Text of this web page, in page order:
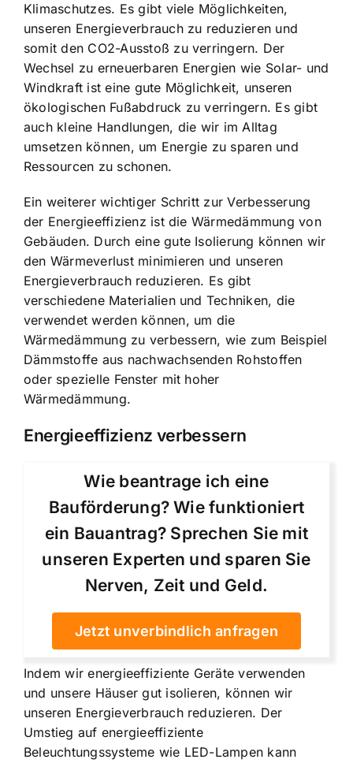
Klimaschutzes. Es gibt viele Möglichkeiten,
unseren Energieverbrauch zu reduzieren und
somit den CO2-Ausstoß zu verringern. Der
Wechsel zu erneuerbaren Energien wie Solar- und
Windkraft ist eine gute Möglichkeit, unseren
ökologischen Fußabdruck zu verringern. Es gibt
auch kleine Handlungen, die wir im Alltag
umsetzen können, um Energie zu sparen und
Ressourcen zu schonen.
Ein weiterer wichtiger Schritt zur Verbesserung
der Energieeffizienz ist die Wärmedämmung von
Gebäuden. Durch eine gute Isolierung können wir
den Wärmeverlust minimieren und unseren
Energieverbrauch reduzieren. Es gibt
verschiedene Materialien und Techniken, die
verwendet werden können, um die
Wärmedämmung zu verbessern, wie zum Beispiel
Dämmstoffe aus nachwachsenden Rohstoffen
oder spezielle Fenster mit hoher
Wärmedämmung.
Energieeffizienz verbessern
Wie beantrage ich eine
Bauförderung? Wie funktioniert
ein Bauantrag? Sprechen Sie mit
unseren Experten und sparen Sie
Nerven, Zeit und Geld.
Jetzt unverbindlich anfragen
Indem wir energieeffiziente Geräte verwenden
und unsere Häuser gut isolieren, können wir
unseren Energieverbrauch reduzieren. Der
Umstieg auf energieeffiziente
Beleuchtungssysteme wie LED-Lampen kann